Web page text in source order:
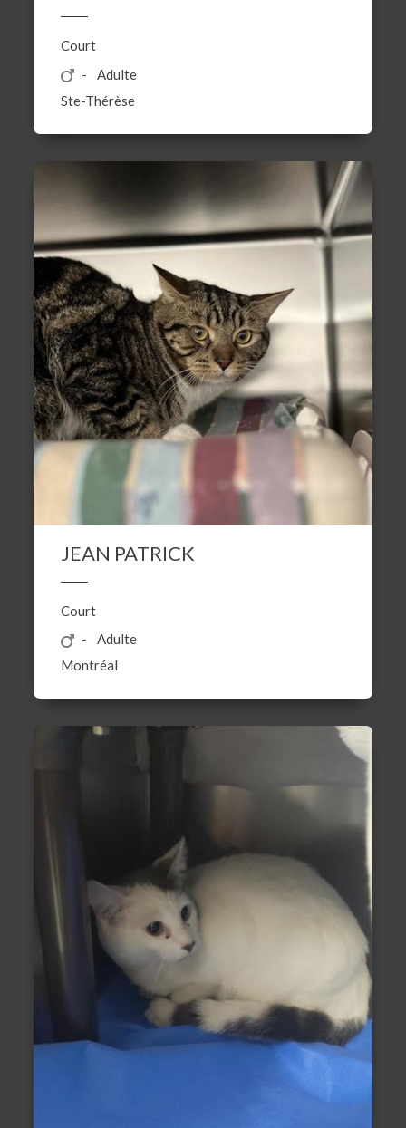
Court
Adulte
Ste-Thérèse
JEAN PATRICK
Court
Adulte
Montréal